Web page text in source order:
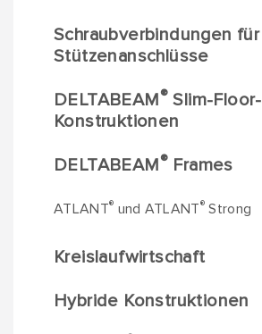
Schraubverbindungen für
Stützenanschlüsse
DELTABEAM® Slim-Floor-
Konstruktionen
DELTABEAM® Frames
ATLANT® und ATLANT® Strong
Kreislaufwirtschaft
Hybride Konstruktionen